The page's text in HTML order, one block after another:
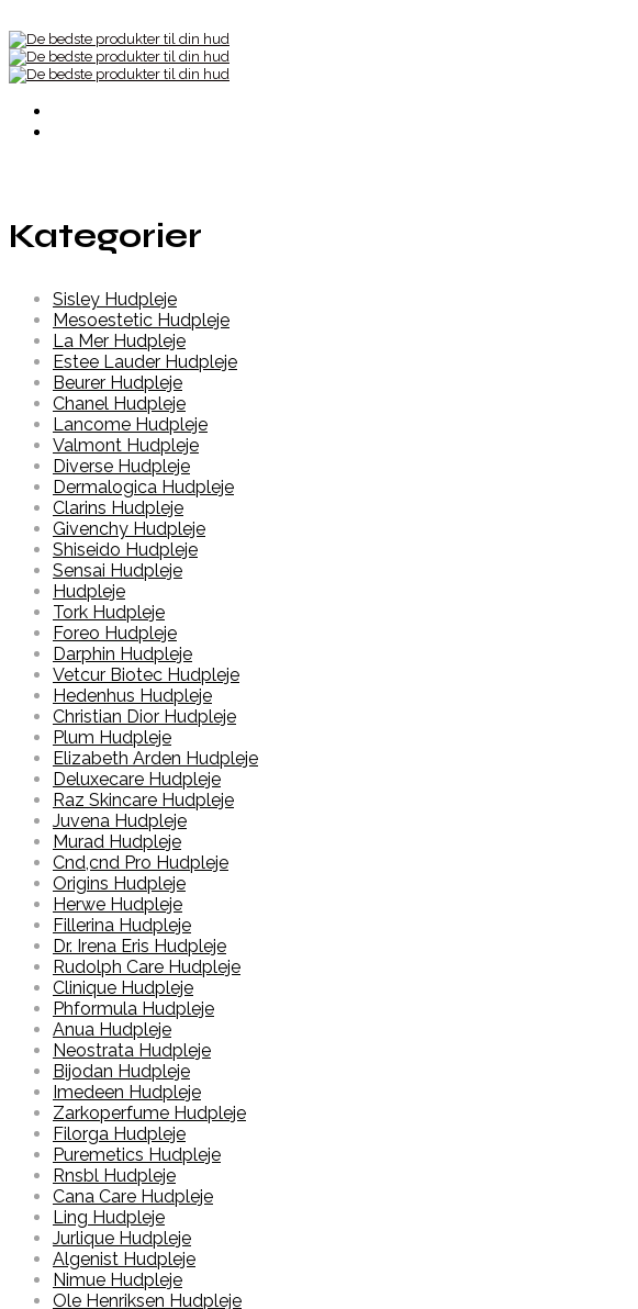
Kategorier
Sisley Hudpleje
Mesoestetic Hudpleje
La Mer Hudpleje
Estee Lauder Hudpleje
Beurer Hudpleje
Chanel Hudpleje
Lancome Hudpleje
Valmont Hudpleje
Diverse Hudpleje
Dermalogica Hudpleje
Clarins Hudpleje
Givenchy Hudpleje
Shiseido Hudpleje
Sensai Hudpleje
Hudpleje
Tork Hudpleje
Foreo Hudpleje
Darphin Hudpleje
Vetcur Biotec Hudpleje
Hedenhus Hudpleje
Christian Dior Hudpleje
Plum Hudpleje
Elizabeth Arden Hudpleje
Deluxecare Hudpleje
Raz Skincare Hudpleje
Juvena Hudpleje
Murad Hudpleje
Cnd,cnd Pro Hudpleje
Origins Hudpleje
Herwe Hudpleje
Fillerina Hudpleje
Dr. Irena Eris Hudpleje
Rudolph Care Hudpleje
Clinique Hudpleje
Phformula Hudpleje
Anua Hudpleje
Neostrata Hudpleje
Bijodan Hudpleje
Imedeen Hudpleje
Zarkoperfume Hudpleje
Filorga Hudpleje
Puremetics Hudpleje
Rnsbl Hudpleje
Cana Care Hudpleje
Ling Hudpleje
Jurlique Hudpleje
Algenist Hudpleje
Nimue Hudpleje
Ole Henriksen Hudpleje